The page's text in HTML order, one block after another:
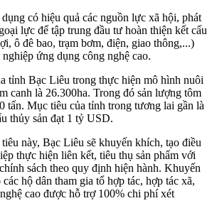
có hiệu quả các nguồn lực xã hội, phát
lực để tập trung đầu tư hoàn thiện kết cấu
ô đê bao, trạm bơm, điện, giao thông,...)
ứng dụng công nghệ cao.
tỉnh Bạc Liêu trong thực hiện mô hình nuôi
canh là 26.300ha. Trong đó sản lượng tôm
tấn. Mục tiêu của tỉnh trong tương lai gần là
thủy sản đạt 1 tỷ USD.
này, Bạc Liêu sẽ khuyến khích, tạo điều
thực hiện liên kết, tiêu thụ sản phẩm với
sách theo quy định hiện hành. Khuyến
hộ dân tham gia tổ hợp tác, hợp tác xã,
cao được hỗ trợ 100% chi phí xét